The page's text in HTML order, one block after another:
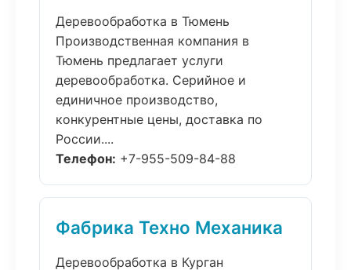
Деревообработка в Тюмень
Производственная компания в
Тюмень предлагает услуги
деревообработка. Серийное и
единичное производство,
конкурентные цены, доставка по
России....
Телефон: +7-955-509-84-88
Фабрика Техно Механика
Деревообработка в Курган